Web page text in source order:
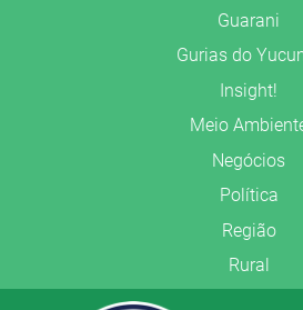
Guarani
Gurias do
Insight!
Meio
Negócios
Política
Região
Rural